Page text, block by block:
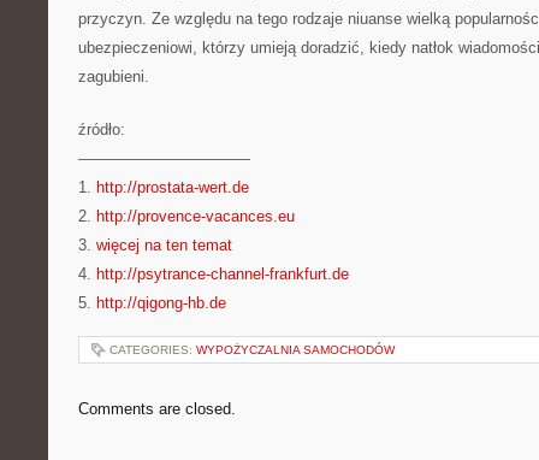
przyczyn. Ze względu na tego rodzaje niuanse wielką
ubezpieczeniowi, którzy umieją doradzić, kiedy natłok
zagubieni.
źródło:
———————————
1. http://prostata-wert.de
2. http://provence-vacances.eu
3. więcej na ten temat
4. http://psytrance-channel-frankfurt.de
5. http://qigong-hb.de
CATEGORIES: WYPOŻYCZALNIA SAMOCHODÓW
Comments are closed.